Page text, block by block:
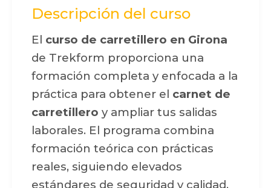
Descripción del curso
El curso de carretillero en Girona
de Trekform proporciona una
formación completa y enfocada a la
práctica para obtener el carnet de
carretillero y ampliar tus salidas
laborales. El programa combina
formación teórica con prácticas
reales, siguiendo elevados
estándares de seguridad y calidad,